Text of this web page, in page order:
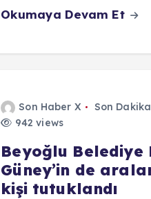
Okumaya Devam Et
Son Haber X Son Dakika
942 views
Beyoğlu Belediye
Güney’in de
kişi tutuklandı